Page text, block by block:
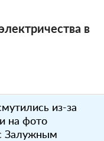
в
из-за
на фото
Залужным